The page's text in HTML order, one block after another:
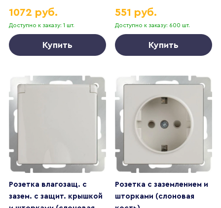
Доступно к заказу: 1 шт.
1072 руб.
Купить
Доступно к заказу: 600 шт.
551 руб.
Купить
Розетка влагозащ. с
зазем. с защит. крышкой
Розетка с заземлением и
шторками (слоновая